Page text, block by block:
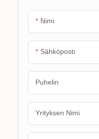
Nimi
Sähköposti
Puhelin
Yrityksen Nimi